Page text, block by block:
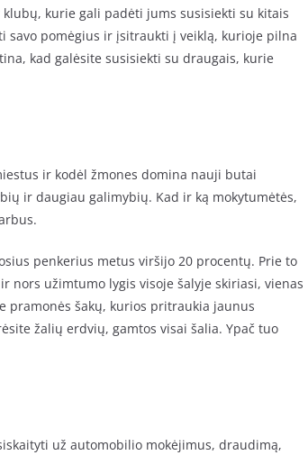
kurie gali padėti jums susisiekti su kitais
savo pomėgius ir įsitraukti į veiklą, kurioje pilna
kad galėsite susisiekti su draugais, kurie
ir kodėl žmones domina nauji butai
ir daugiau galimybių. Kad ir ką mokytumėtės,
penkerius metus viršijo 20 procentų. Prie to
nors užimtumo lygis visoje šalyje skiriasi, vienas
pramonės šakų, kurios pritraukia jaunus
žalių erdvių, gamtos visai šalia. Ypač tuo
už automobilio mokėjimus, draudimą,